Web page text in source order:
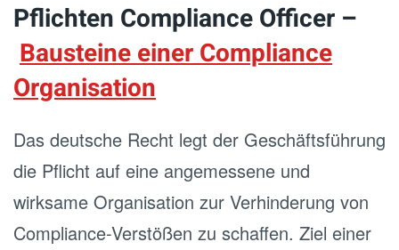
Pflichten Compliance Officer –
Bausteine einer Compliance
Organisation
Das deutsche Recht legt der Geschäftsführung
die Pflicht auf eine angemessene und
wirksame Organisation zur Verhinderung von
Compliance-Verstößen zu schaffen. Ziel einer